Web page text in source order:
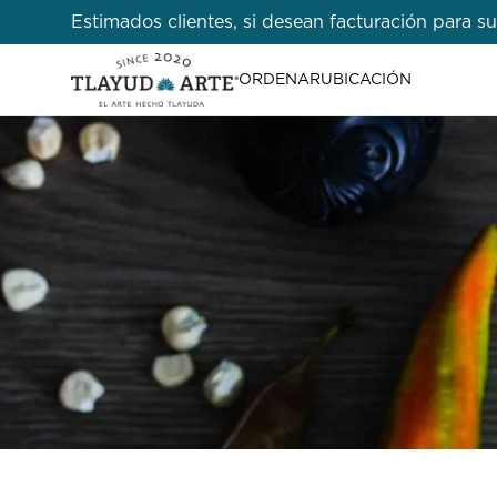
Estimados clientes, si desean facturación para
ORDENARUBICACIÓN